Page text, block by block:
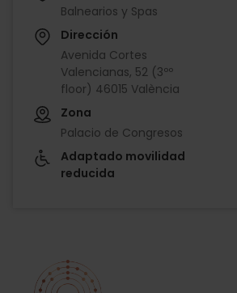
Balnearios y Spas
Dirección
Avenida Cortes
Valencianas, 52 (3ºº
floor) 46015 València
Zona
Palacio de Congresos
Adaptado movilidad
reducida
Imagen